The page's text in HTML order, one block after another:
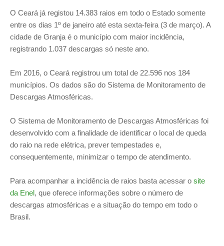
O Ceará já registou 14.383 raios em todo o Estado somente
entre os dias 1º de janeiro até esta sexta-feira (3 de março). A
cidade de Granja é o município com maior incidência,
registrando 1.037 descargas só neste ano.
Em 2016, o Ceará registrou um total de 22.596 nos 184
municípios. Os dados são do Sistema de Monitoramento de
Descargas Atmosféricas.
O Sistema de Monitoramento de Descargas Atmosféricas foi
desenvolvido com a finalidade de identificar o local de queda
do raio na rede elétrica, prever tempestades e,
consequentemente, minimizar o tempo de atendimento.
Para acompanhar a incidência de raios basta acessar o site
da Enel, que oferece informações sobre o número de
descargas atmosféricas e a situação do tempo em todo o
Brasil.